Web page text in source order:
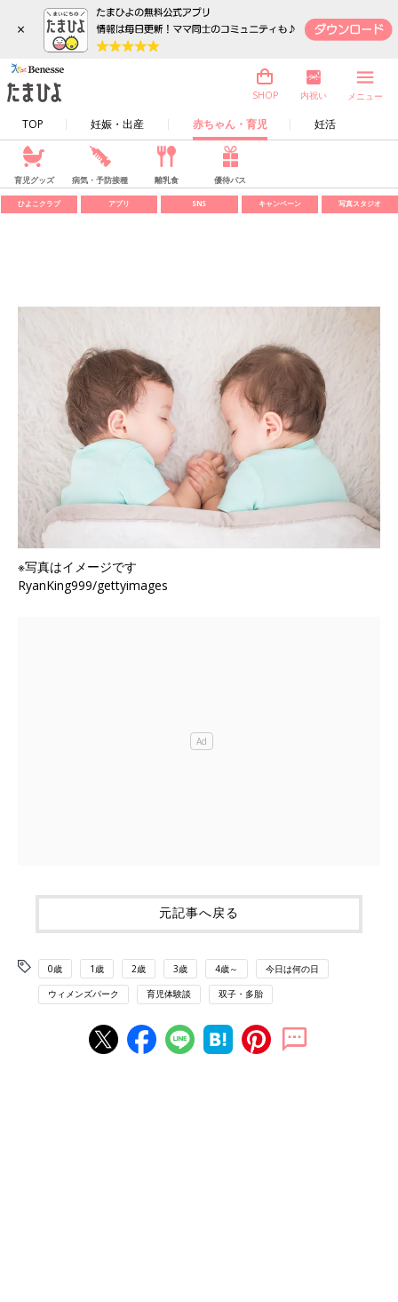
×
TOP 妊娠・出産 赤ちゃん・育児 妊活
SHOP 内祝い メニュー
育児グッズ 病気・予防接種 離乳食 優待パス
ひよこクラブ アプリ SNS キャンペーン 写真スタジオ
※写真はイメージです
RyanKing999/gettyimages
元記事へ戻る
0歳 1歳 2歳 3歳 4歳～ 今日は何の日
ウィメンズパーク 育児体験談 双子・多胎